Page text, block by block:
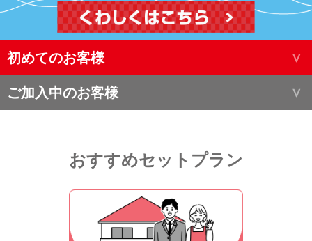
初めてのお客様
ご加入中のお客様
おすすめセットプラン